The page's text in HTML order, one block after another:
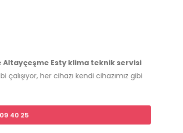
Altayçeşme Esty klima teknik servisi
her cihazı kendi cihazımız gibi
40 25